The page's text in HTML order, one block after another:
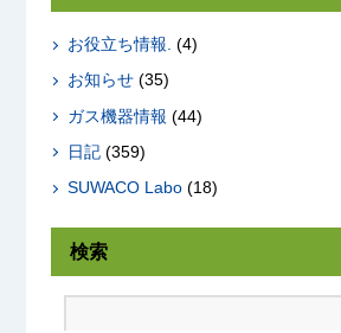
お役立ち情報. (4)
お知らせ(35)
ガス機器情報 (44)
日記(359)
SUWACO Labo(18)
検索